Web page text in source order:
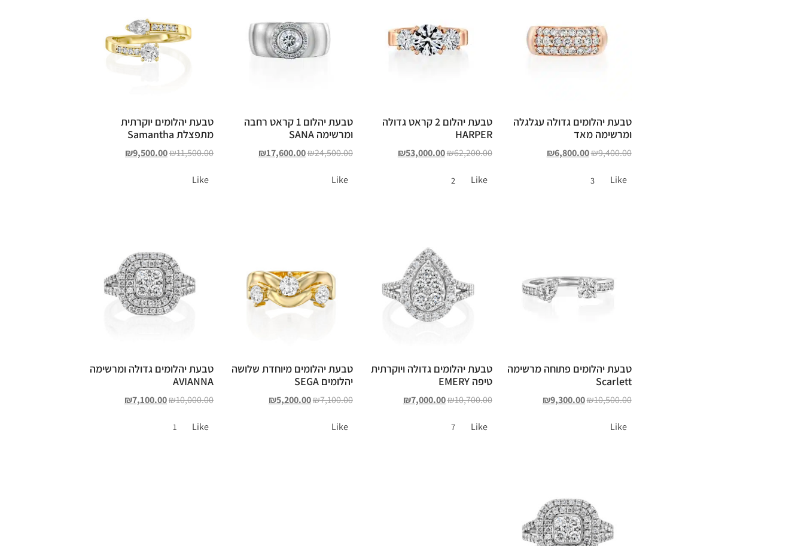
טבעת יהלומים גדולה עגלגלה
ומרשימה מאד
₪9,400.00
₪6,800.00
Like
3
טבעת יהלום 2 קראט גדולה
HARPER
₪62,200.00
₪53,000.00
Like
2
טבעת יהלום 1 קראט רחבה
ומרשימה SANA
₪24,500.00
₪17,600.00
Like
טבעת יהלומים יוקרתית
מתפצלת Samantha
₪11,500.00
₪9,500.00
Like
טבעת יהלומים פתוחה מרשימה
Scarlett
₪10,500.00
₪9,300.00
Like
טבעת יהלומים גדולה ויוקרתית
טיפה EMERY
₪10,700.00
₪7,000.00
Like
7
טבעת יהלומים מיוחדת שלושה
יהלומים SEGA
₪7,100.00
₪5,200.00
Like
טבעת יהלומים גדולה ומרשימה
AVIANNA
₪10,000.00
₪7,100.00
Like
1